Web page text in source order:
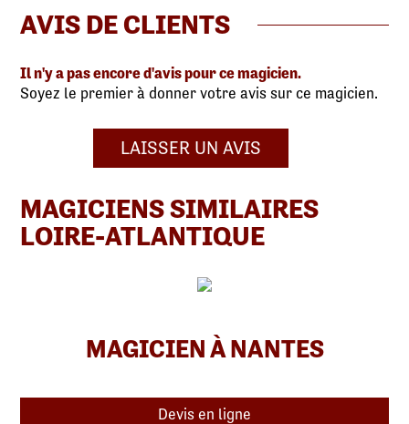
AVIS DE CLIENTS
Il n'y a pas encore d'avis pour ce magicien.
Soyez le premier à donner votre avis sur ce magicien.
LAISSER UN AVIS
MAGICIENS SIMILAIRES
LOIRE-ATLANTIQUE
MAGICIEN À NANTES
Devis en ligne